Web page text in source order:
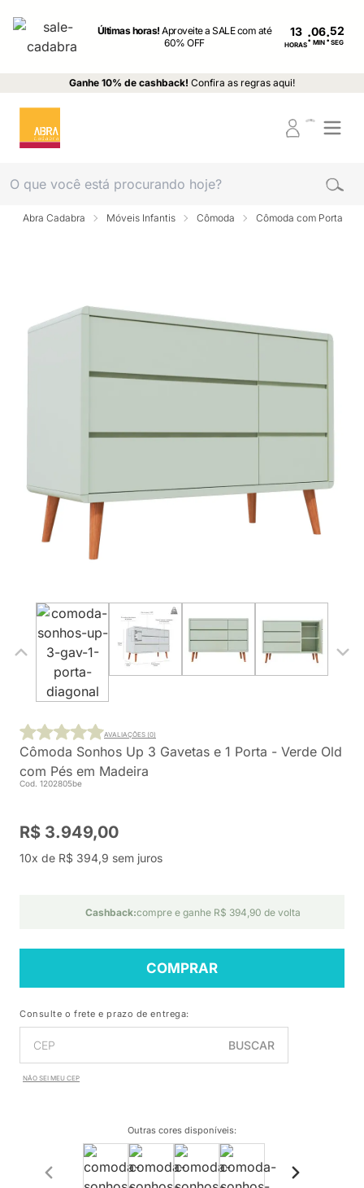
Últimas horas!Aproveite a SALE com até
60% OFF
13
HORAS: MIN : SEG
Ganhe 10% de cashback! Confira as regras aqui!
Abra Cadabra Móveis Infantis Cômoda Cômoda com Porta
Cômoda Sonhos Up 3 Gavetas e 1 Porta - Verde Old
com Pés em Madeira
Cod. 1202805be
AVALIAÇÕES (0)
R$ 3.949,00
10x de R$ 394,9 sem juros
Cashback:compre e ganhe R$ 394,90 de volta
COMPRAR
Consulte o frete e prazo de entrega:
BUSCAR
NÃO SEI MEU CEP
Outras cores disponíveis: